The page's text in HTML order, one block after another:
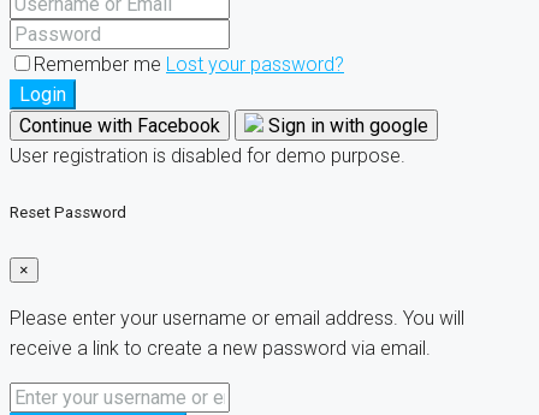
Remember me Lost your password?
Login
Continue with Facebook
Sign in with google
User registration is disabled for demo purpose.
Reset Password
×
Please enter your username or email address. You will
receive a link to create a new password via email.